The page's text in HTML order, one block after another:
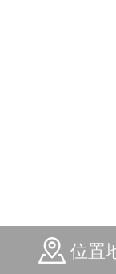
位置